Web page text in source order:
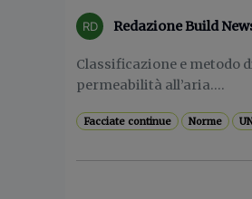
Redazione Build
Classificazione e metodo
permeabilità all’aria....
Facciate continue Norme